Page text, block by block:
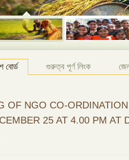
বোর্ড গুরুত্ব পূর্ণ লিংক
OF NGO CO-
25 AT 4.00 PM AT